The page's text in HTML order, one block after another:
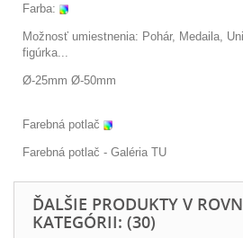
Farba:
Možnosť umiestnenia: Pohár, Medaila,
figúrka...
Ø-25mm Ø-50mm
Farebná potlač
Farebná potlač - Galéria TU
ĎALŠIE PRODUKTY V
KATEGÓRII: (30)